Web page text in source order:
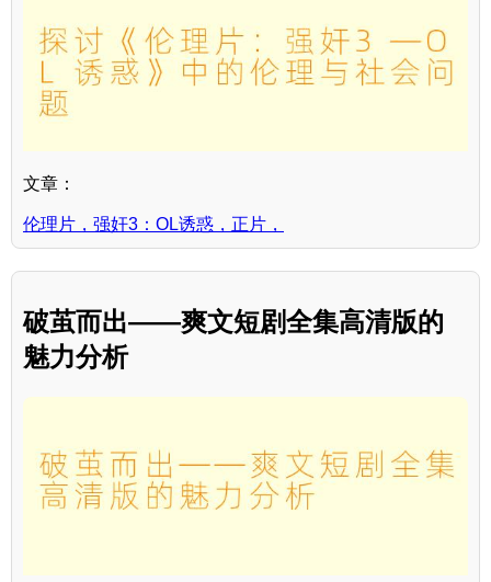
文章：
伦理片，强奸3：OL诱惑，正片，
破茧而出——爽文短剧全集高清版的
魅力分析